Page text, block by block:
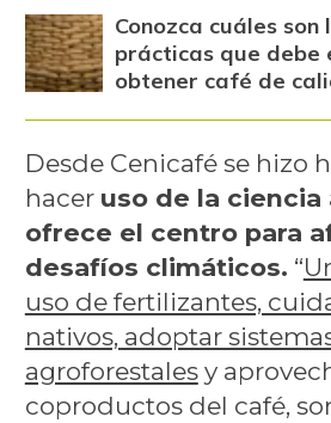
Conozca cuáles son
prácticas que debe
obtener café de
Desde Cenicafé se hizo
hacer uso de la ciencia
ofrece el centro para
desafíos climáticos. “
uso de fertilizantes,
nativos, adoptar
agroforestalesy
coproductos del café,